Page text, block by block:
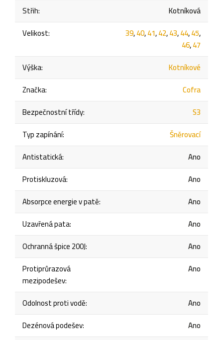
Střih:
Kotníková
Velikost: 39,40,41,42,43,44,45,
46,47
Výška:
Kotníkové
Značka:
Cofra
Bezpečnostní třídy:
S3
Typ zapínání:
Šněrovací
Antistatická:
Ano
Protiskluzová:
Ano
Absorpce energie v patě:
Ano
Uzavřená pata:
Ano
Ochranná špice 200J:
Ano
Protiprůrazová
mezipodešev:
Ano
Odolnost proti vodě:
Ano
Dezénová podešev:
Ano